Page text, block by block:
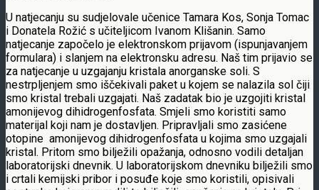
U natjecanju su sudjelovale učenice Tamara Kos, Sonja Tomac
i Donatela Rožić s učiteljicom Ivanom Klišanin. Samo
natjecanje započelo je elektronskom prijavom (ispunjavanjem
formulara) i slanjem na elektronsku adresu. Naš tim prijavio se
za natjecanje u uzgajanju kristala anorganske soli. S
nestrpljenjem smo iščekivali paket u kojem se nalazila sol čiji
smo kristal trebali uzgajati. Naš zadatak bio je uzgojiti kristal
amonijevog dihidrogenfosfata. Smjeli smo koristiti samo
materijal koji nam je dostavljen. Pripravljali smo zasićene
otopine amonijevog dihidrogenfosfata u kojima smo uzgajali
kristal. Pritom smo bilježili opažanja, odnosno vodili detaljan
laboratorijski dnevnik. U laboratorijskom dnevniku bilježili smo
i crtali kemijski pribor i posuđe koje smo koristili, opisivali